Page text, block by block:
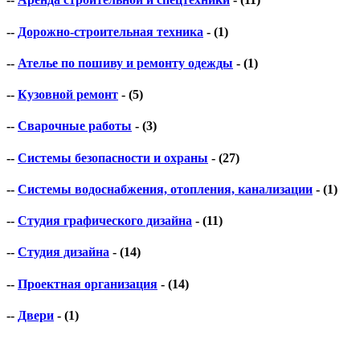
-- Дорожно-строительная техника - (1)
-- Ателье по пошиву и ремонту одежды - (1)
-- Кузовной ремонт - (5)
-- Сварочные работы - (3)
-- Системы безопасности и охраны - (27)
-- Системы водоснабжения, отопления, канализации - (1)
-- Студия графического дизайна - (11)
-- Студия дизайна - (14)
-- Проектная организация - (14)
-- Двери - (1)